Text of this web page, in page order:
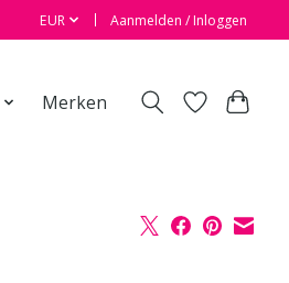
EUR Aanmelden / Inloggen
Merken